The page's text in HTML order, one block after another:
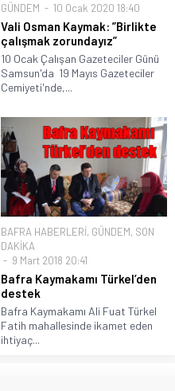
GÜNDEM 10 Ocak 2020 18:40
Vali Osman Kaymak: ”Birlikte
çalışmak zorundayız”
10 Ocak Çalışan Gazeteciler Günü
Samsun'da 19 Mayıs Gazeteciler
Cemiyeti'nde,...
BAFRA HABERLERİ, GÜNDEM, SON
DAKİKA
9 Mart 2018 20:41
Bafra Kaymakamı Türkel’den
destek
Bafra Kaymakamı Ali Fuat Türkel
Fatih mahallesinde ikamet eden
ihtiyaç...